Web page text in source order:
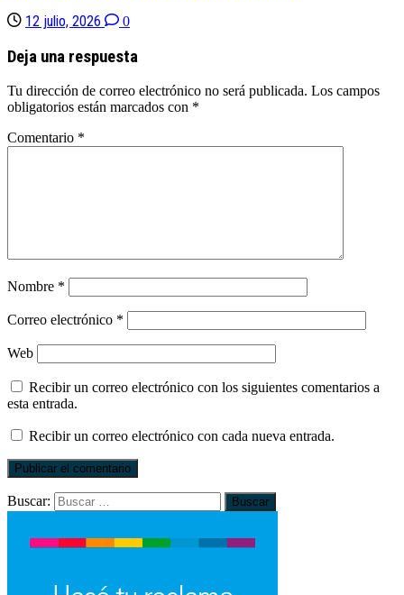
12 julio, 2026 0
Deja una respuesta
Tu dirección de correo electrónico no será publicada. Los campos
obligatorios están marcados con *
Comentario *
Nombre *
Correo electrónico *
Web
Recibir un correo electrónico con los siguientes comentarios a
esta entrada.
Recibir un correo electrónico con cada nueva entrada.
Buscar: